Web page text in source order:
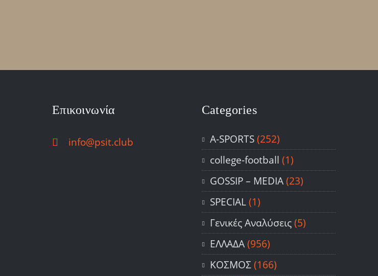
Επικοινωνία
info@psit.club
Categories
A-SPORTS(252)
college-football (1)
GOSSIP – ΜΕDIA(23)
SPECIAL(1)
Γενικές Αναλύσεις(5)
ΕΛΛΑΔΑ(956)
ΚΟΣΜΟΣ(166)